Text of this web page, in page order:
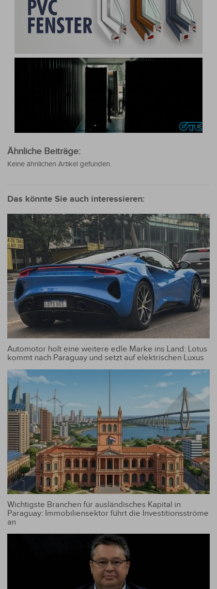
Ähnliche Beiträge:
Keine ähnlichen Artikel gefunden.
Das könnte Sie auch interessieren:
Automotor holt eine weitere edle Marke ins Land: Lotus
kommt nach Paraguay und setzt auf elektrischen Luxus
Wichtigste Branchen für ausländisches Kapital in
Paraguay: Immobiliensektor führt die Investitionsströme
an